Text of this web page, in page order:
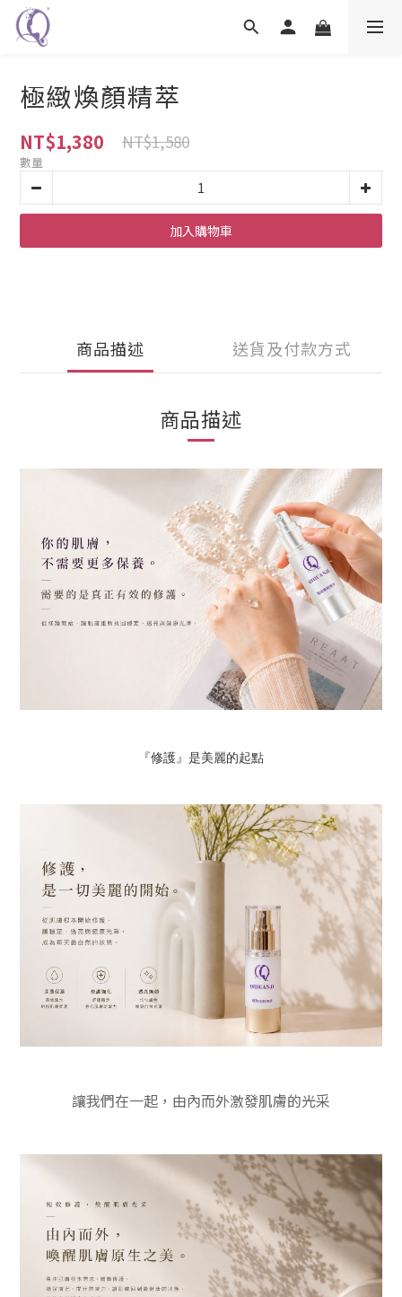
極緻煥顏精萃
NT$1,380 NT$1,580
數量
加入購物車
商品描述 送貨及付款方式
商品描述
『修護』是美麗的起點
讓我們在一起，由內而外激發肌膚的光采